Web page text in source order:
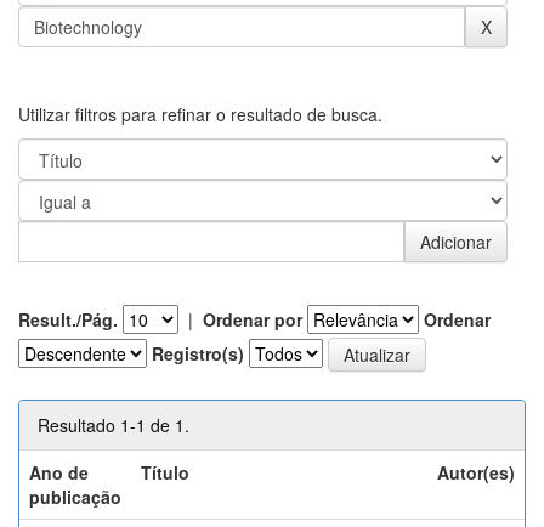
Utilizar filtros para refinar o resultado de busca.
Result./Pág. | Ordenar por
Ordenar
Registro(s)
Resultado 1-1 de 1.
Ano de
publicação
Título Autor(es)